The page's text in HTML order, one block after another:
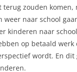
terug zouden komen,
weer naar school
kinderen naar
op betaald werk
wordt. En dit